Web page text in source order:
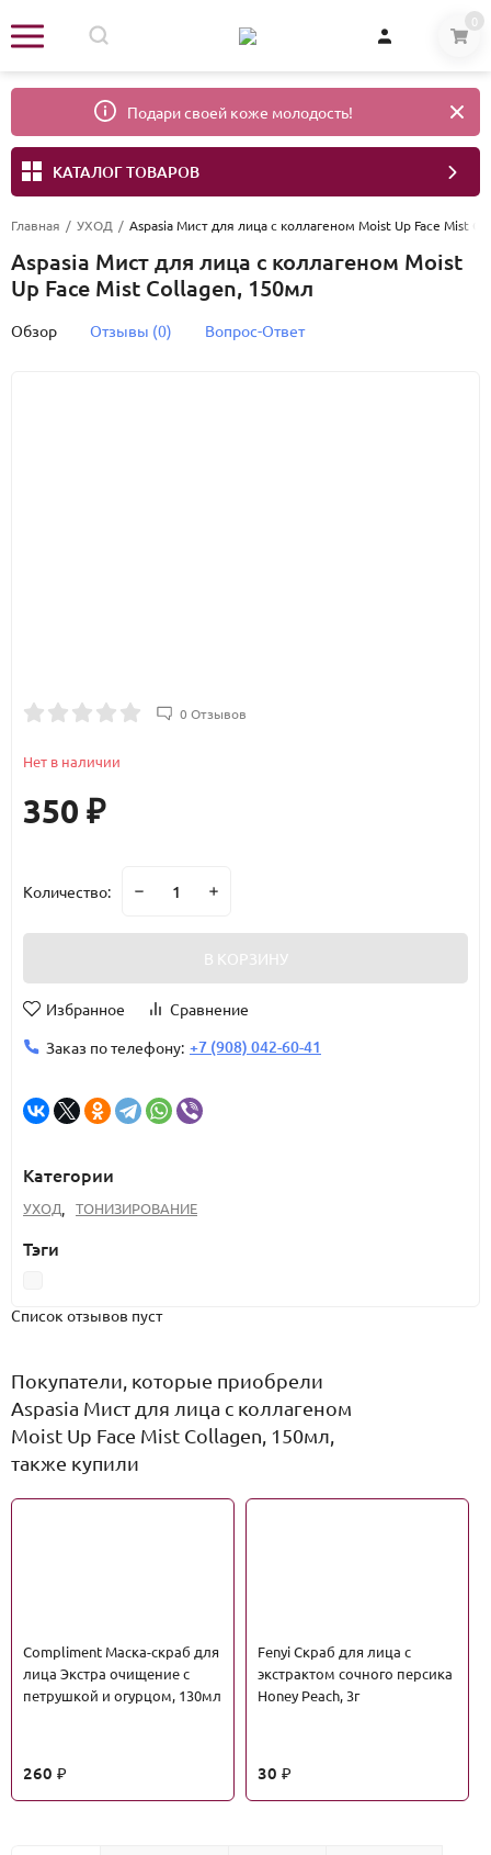
0
Подари своей коже молодость!
КАТАЛОГ ТОВАРОВ
Главная / УХОД / Aspasia Мист для лица с коллагеном Moist Up Face Mist
Aspasia Мист для лица с коллагеном Moist
Up Face Mist Collagen, 150мл
Обзор Отзывы (0) Вопрос-Ответ
0 Отзывов
Нет в наличии
350 ₽
Количество:
В КОРЗИНУ
Избранное
Сравнение
Заказ по телефону: +7 (908) 042-60-41
Категории
УХОД, ТОНИЗИРОВАНИЕ
Тэги
Список отзывов пуст
Покупатели, которые приобрели
Aspasia Мист для лица с коллагеном
Moist Up Face Mist Collagen, 150мл,
также купили
Сompliment Маска-скраб для
лица Экстра очищение с
петрушкой и огурцом, 130мл
260 ₽
Fenyi Скраб для лица с
экстрактом сочного персика
Honey Peach, 3г
30 ₽